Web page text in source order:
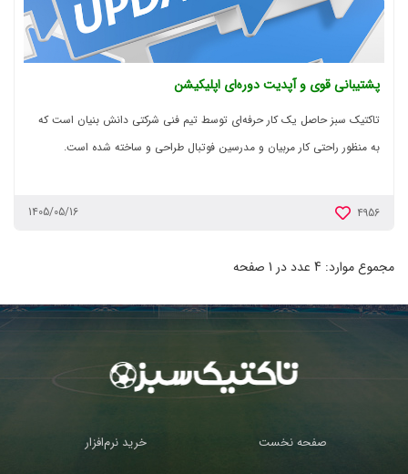
پشتیبانی قوی و آپدیت دوره‌ای اپلیکیشن
تاکتیک سبز حاصل یک کار حرفه‌ای توسط تیم فنی شرکتی دانش بنیان است که
به منظور راحتی کار مربیان و مدرسین فوتبال طراحی و ساخته شده است.
4956
1405/05/16
مجموع موارد: 4 عدد در 1 صفحه
صفحه نخست
خرید نرم‌افزار